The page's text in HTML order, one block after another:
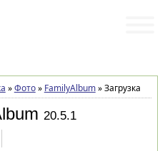
»Фото» FamilyAlbum»Загрузка
20.5.1